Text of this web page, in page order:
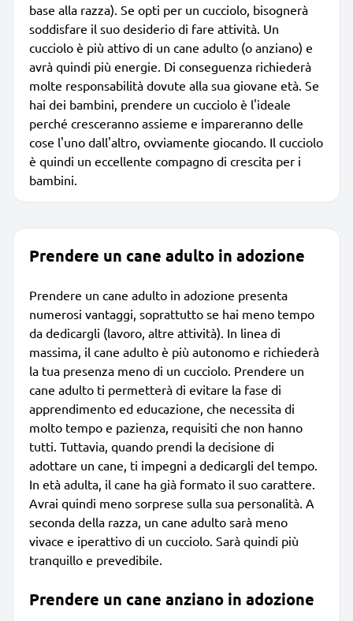
base alla razza). Se opti per un cucciolo, bisognerà
soddisfare il suo desiderio di fare attività. Un
cucciolo è più attivo di un cane adulto (o anziano) e
avrà quindi più energie. Di conseguenza richiederà
molte responsabilità dovute alla sua giovane età. Se
hai dei bambini, prendere un cucciolo è l'ideale
perché cresceranno assieme e impareranno delle
cose l'uno dall'altro, ovviamente giocando. Il cucciolo
è quindi un eccellente compagno di crescita per i
bambini.
Prendere un cane adulto in adozione
Prendere un cane adulto in adozione presenta
numerosi vantaggi, soprattutto se hai meno tempo
da dedicargli (lavoro, altre attività). In linea di
massima, il cane adulto è più autonomo e richiederà
la tua presenza meno di un cucciolo. Prendere un
cane adulto ti permetterà di evitare la fase di
apprendimento ed educazione, che necessita di
molto tempo e pazienza, requisiti che non hanno
tutti. Tuttavia, quando prendi la decisione di
adottare un cane, ti impegni a dedicargli del tempo.
In età adulta, il cane ha già formato il suo carattere.
Avrai quindi meno sorprese sulla sua personalità. A
seconda della razza, un cane adulto sarà meno
vivace e iperattivo di un cucciolo. Sarà quindi più
tranquillo e prevedibile.
Prendere un cane anziano in adozione